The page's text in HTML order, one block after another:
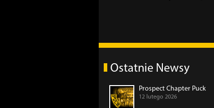
Ostatnie Newsy
Prospect Chapter Puck
12 lutego 2026